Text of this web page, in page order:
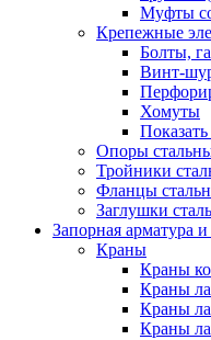
Муфты
Крепежные
Болты,
Винт-
Хомуты
Показать
Опоры
Тройники
Фланцы
Заглушки
Запорная арматура
Краны
Краны
Краны
Краны
Краны